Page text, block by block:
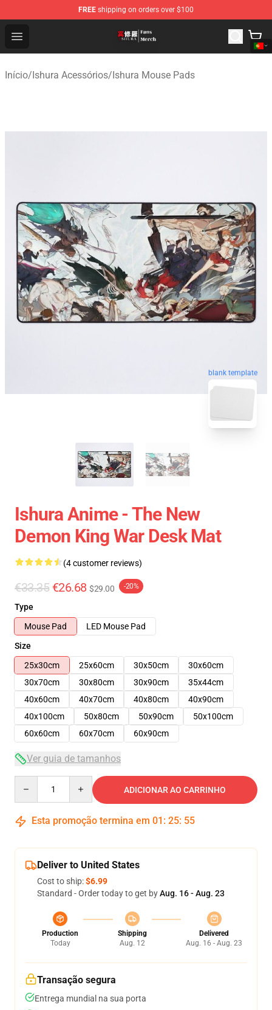
FREE shipping on orders over $100
Open menu
Ishura Store - Official Ishura Merchandise Shop
Início/Ishura Acessórios/Ishura Mouse Pads
blank template
Ishura Anime - The New
Demon King War Desk Mat
(4 customer reviews)
€33.35 €26.68 $29.00 -20%
Type
Mouse Pad
LED Mouse Pad
Size
25x30cm
25x60cm 30x50cm
30x60cm
30x70cm
30x80cm 30x90cm
35x44cm
40x60cm
40x70cm 40x80cm
40x90cm
40x100cm
50x80cm 50x90cm
50x100cm
60x60cm
60x70cm 60x90cm
Ver guia de tamanhos
ADICIONAR AO CARRINHO
Esta promoção termina em 01 : 25: 54
Deliver to United States
Cost to ship:$6.99
Standard - Order today to get byAug. 16 - Aug. 23
Production
Today
Shipping
Aug. 12
Delivered
Aug. 16 - Aug. 23
Transação segura
Entrega mundial na sua porta